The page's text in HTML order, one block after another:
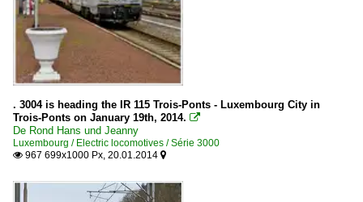
. 3004 is heading the IR 115 Trois-Ponts - Luxembourg City in
Trois-Ponts on January 19th, 2014. 
De Rond Hans und Jeanny
Luxembourg / Electric locomotives / Série 3000
 967 699x1000 Px, 20.01.2014 